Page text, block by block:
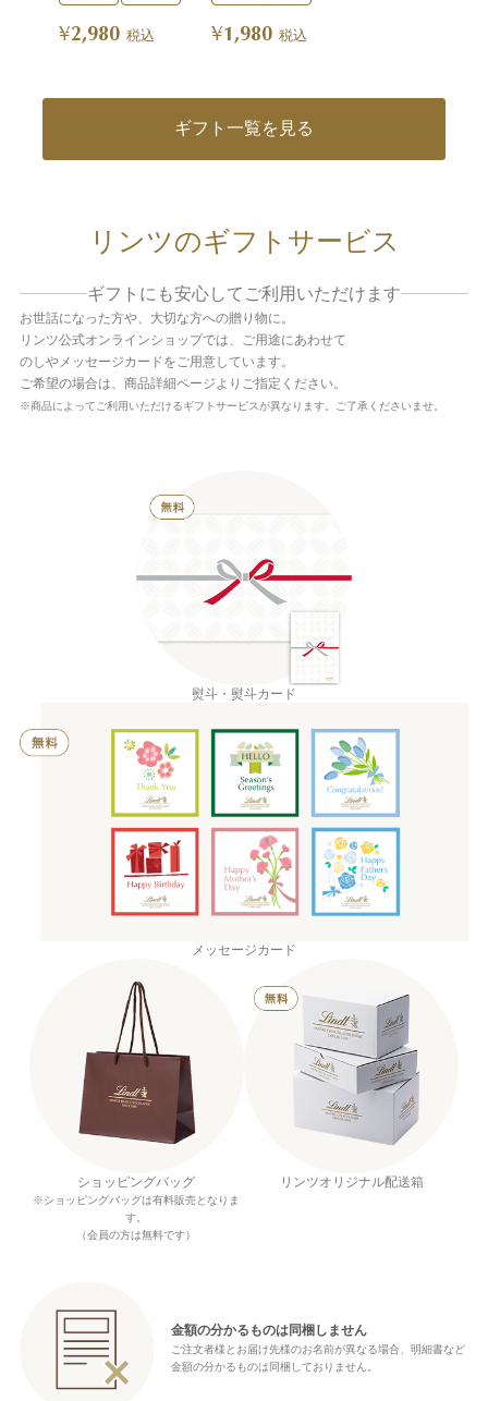
¥2,980 税込 ¥1,980 税込
ギフト一覧を見る
リンツのギフトサービス
ギフトにも安心してご利用いただけます
お世話になった方や、大切な方への贈り物に。
リンツ公式オンラインショップでは、ご用途にあわせて
のしやメッセージカードをご用意しています。
ご希望の場合は、商品詳細ページよりご指定ください。
※商品によってご利用いただけるギフトサービスが異なります。ご了承くださいませ。
熨斗・熨斗カード
メッセージカード
ショッピングバッグ
※ショッピングバッグは有料販売となりま
す。
（会員の方は無料です）
リンツオリジナル配送箱
金額の分かるものは同梱しません
ご注文者様とお届け先様のお名前が異なる場合、明細書など
金額の分かるものは同梱しておりません。